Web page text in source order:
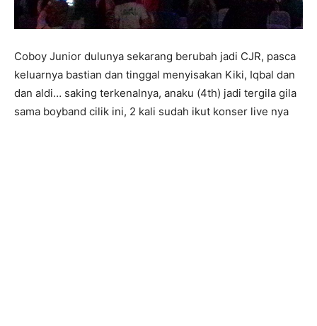
Coboy Junior dulunya sekarang berubah jadi CJR, pasca
keluarnya bastian dan tinggal menyisakan Kiki, Iqbal dan
dan aldi… saking terkenalnya, anaku (4th) jadi tergila gila
sama boyband cilik ini, 2 kali sudah ikut konser live nya